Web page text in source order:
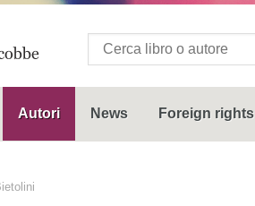
Autori News Foreign rights